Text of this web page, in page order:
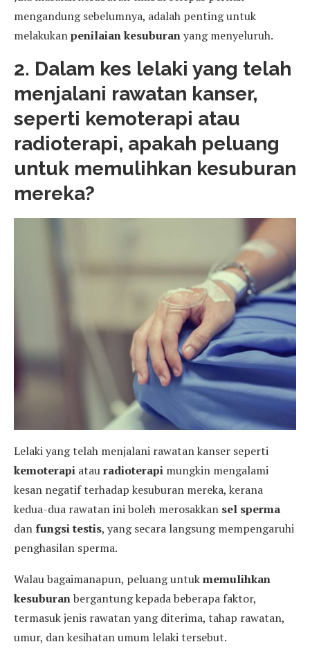
mengandung sebelumnya, adalah penting untuk
melakukanpenilaian kesuburanyang menyeluruh.
2. Dalam kes lelaki yang telah
menjalani rawatan kanser,
seperti kemoterapi atau
radioterapi, apakah peluang
untuk memulihkan kesuburan
mereka?
Lelaki yang telah menjalani rawatan kanser seperti
kemoterapi atauradioterapi mungkin mengalami
kesan negatif terhadap kesuburan mereka, kerana
kedua-dua rawatan ini boleh merosakkan sel sperma
danfungsi testis, yang secara langsung mempengaruhi
penghasilan sperma.
Walau bagaimanapun, peluang untukmemulihkan
kesuburanbergantung kepada beberapa faktor,
termasuk jenis rawatan yang diterima, tahap rawatan,
umur, dan kesihatan umum lelaki tersebut.